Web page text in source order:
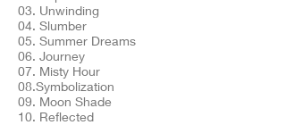
03. Unwinding
04. Slumber
05. Summer Dreams
06. Journey
07. Misty Hour
08.Symbolization
09. Moon Shade
10. Reflected